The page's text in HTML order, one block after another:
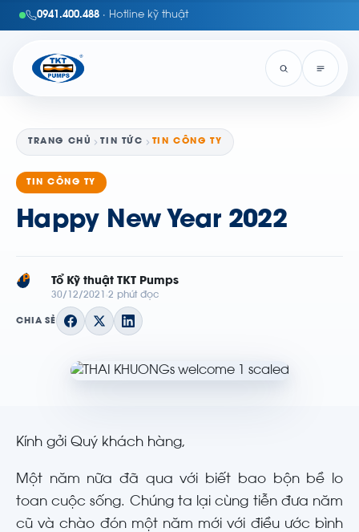
0941.400.488 · Hotline kỹ thuật
TRANG CHỦ TIN TỨC TIN CÔNG TY
TIN CÔNG TY
Happy New Year 2022
TP Tổ Kỹ thuật TKT Pumps
30/12/2021 2 phút đọc
CHIA SẺ
Kính gởi Quý khách hàng,
Một năm nữa đã qua với biết bao bộn bề lo
toan cuộc sống. Chúng ta lại cùng tiễn đưa năm
cũ và chào đón một năm mới với điều ước bình